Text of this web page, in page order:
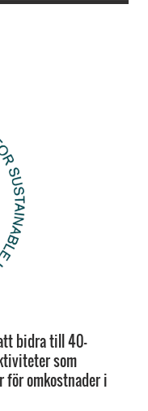
bidra till 40-
som
för omkostnader i